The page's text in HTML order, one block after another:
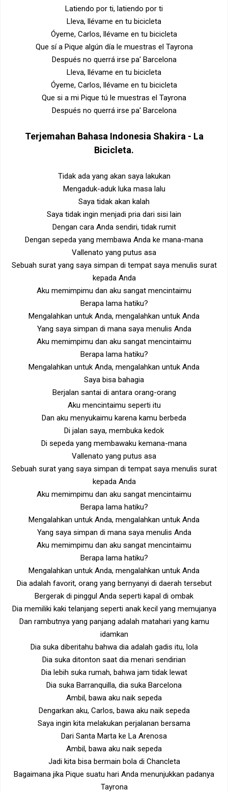
Latiendo por ti, latiendo por ti
Lleva, llévame en tu bicicleta
Óyeme, Carlos, llévame en tu bicicleta
Que sí a Pique algún día le muestras el Tayrona
Después no querrá irse pa' Barcelona
Lleva, llévame en tu bicicleta
Óyeme, Carlos, llévame en tu bicicleta
Que si a mi Pique tú le muestras el Tayrona
Después no querrá irse pa' Barcelona
Terjemahan Bahasa Indonesia Shakira - La
Bicicleta.
Tidak ada yang akan saya lakukan
Mengaduk-aduk luka masa lalu
Saya tidak akan kalah
Saya tidak ingin menjadi pria dari sisi lain
Dengan cara Anda sendiri, tidak rumit
Dengan sepeda yang membawa Anda ke mana-mana
Vallenato yang putus asa
Sebuah surat yang saya simpan di tempat saya menulis surat
kepada Anda
Aku memimpimu dan aku sangat mencintaimu
Berapa lama hatiku?
Mengalahkan untuk Anda, mengalahkan untuk Anda
Yang saya simpan di mana saya menulis Anda
Aku memimpimu dan aku sangat mencintaimu
Berapa lama hatiku?
Mengalahkan untuk Anda, mengalahkan untuk Anda
Saya bisa bahagia
Berjalan santai di antara orang-orang
Aku mencintaimu seperti itu
Dan aku menyukaimu karena kamu berbeda
Di jalan saya, membuka kedok
Di sepeda yang membawaku kemana-mana
Vallenato yang putus asa
Sebuah surat yang saya simpan di tempat saya menulis surat
kepada Anda
Aku memimpimu dan aku sangat mencintaimu
Berapa lama hatiku?
Mengalahkan untuk Anda, mengalahkan untuk Anda
Yang saya simpan di mana saya menulis Anda
Aku memimpimu dan aku sangat mencintaimu
Berapa lama hatiku?
Mengalahkan untuk Anda, mengalahkan untuk Anda
Dia adalah favorit, orang yang bernyanyi di daerah tersebut
Bergerak di pinggul Anda seperti kapal di ombak
Dia memiliki kaki telanjang seperti anak kecil yang memujanya
Dan rambutnya yang panjang adalah matahari yang kamu
idamkan
Dia suka diberitahu bahwa dia adalah gadis itu, lola
Dia suka ditonton saat dia menari sendirian
Dia lebih suka rumah, bahwa jam tidak lewat
Dia suka Barranquilla, dia suka Barcelona
Ambil, bawa aku naik sepeda
Dengarkan aku, Carlos, bawa aku naik sepeda
Saya ingin kita melakukan perjalanan bersama
Dari Santa Marta ke La Arenosa
Ambil, bawa aku naik sepeda
Jadi kita bisa bermain bola di Chancleta
Bagaimana jika Pique suatu hari Anda menunjukkan padanya
Tayrona